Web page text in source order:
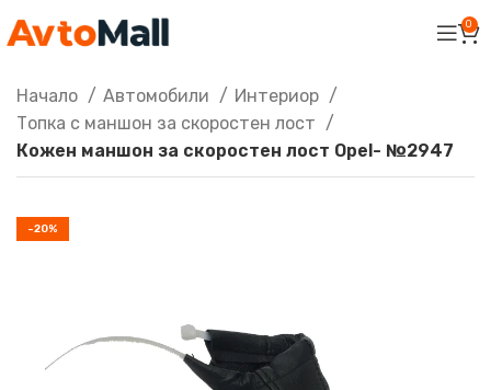
0
Начало Автомобили
Интериор
Топка с маншон за скоростен лост
Кожен маншон за скоростен лост Opel- №2947
-20%